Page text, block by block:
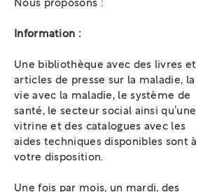
Nous proposons :
Information :
Une bibliothèque avec des livres et
articles de presse sur la maladie, la
vie avec la maladie, le système de
santé, le secteur social ainsi qu’une
vitrine et des catalogues avec les
aides techniques disponibles sont à
votre disposition.
Une fois par mois, un mardi, des